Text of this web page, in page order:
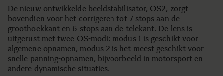
De nieuw ontwikkelde beeldstabilisator, OS2, zorgt
bovendien voor het corrigeren tot 7 stops aan de
groothoekkant en 6 stops aan de telekant. De lens is
uitgerust met twee OS-modi: modus 1 is geschikt voor
algemene opnamen, modus 2 is het meest geschikt voor
snelle panning-opnamen, bijvoorbeeld in motorsport en
andere dynamische situaties.